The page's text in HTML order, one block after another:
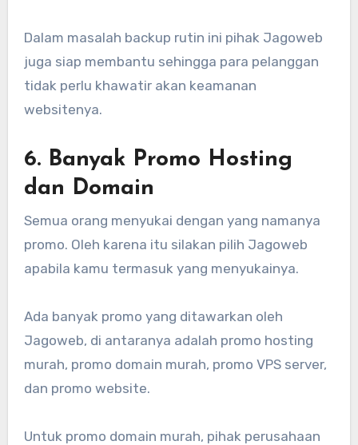
Dalam masalah backup rutin ini pihak Jagoweb
juga siap membantu sehingga para pelanggan
tidak perlu khawatir akan keamanan
websitenya.
6. Banyak Promo Hosting
dan Domain
Semua orang menyukai dengan yang namanya
promo. Oleh karena itu silakan pilih Jagoweb
apabila kamu termasuk yang menyukainya.
Ada banyak promo yang ditawarkan oleh
Jagoweb, di antaranya adalah promo hosting
murah, promo domain murah, promo VPS server,
dan promo website.
Untuk promo domain murah, pihak perusahaan